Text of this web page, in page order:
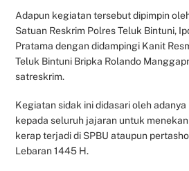
Adapun kegiatan tersebut dipimpin
Satuan Reskrim Polres Teluk Bintuni,
Pratama dengan didampingi Kanit
Teluk Bintuni Bripka Rolando
satreskrim.
Kegiatan sidak ini didasari oleh
kepada seluruh jajaran untuk
kerap terjadi di SPBU ataupun
Lebaran 1445 H.